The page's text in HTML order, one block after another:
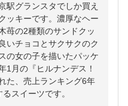
駅グランスタでしか買え
ッキーです。濃厚なヘー
苺の2種類のサンドクッ
いチョコとサクサクのク
の女の子を描いたパッケ
1月の『ヒルナンデス！
た、売上ランキング6年
スイーツです。